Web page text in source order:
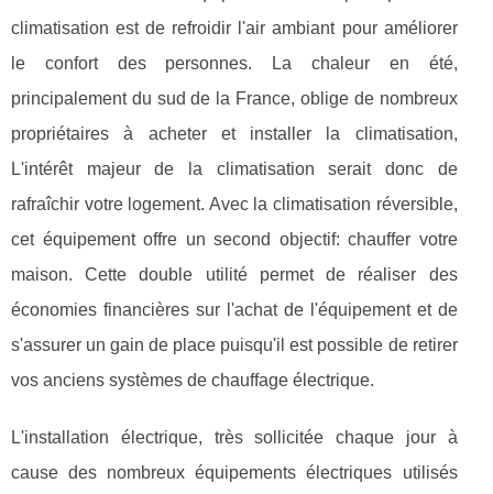
climatisation est de refroidir l'air ambiant pour améliorer
le confort des personnes. La chaleur en été,
principalement du sud de la France, oblige de nombreux
propriétaires à acheter et installer la climatisation,
L'intérêt majeur de la climatisation serait donc de
rafraîchir votre logement. Avec la climatisation réversible,
cet équipement offre un second objectif: chauffer votre
maison. Cette double utilité permet de réaliser des
économies financières sur l'achat de l'équipement et de
s'assurer un gain de place puisqu'il est possible de retirer
vos anciens systèmes de chauffage électrique.
L'installation électrique, très sollicitée chaque jour à
cause des nombreux équipements électriques utilisés